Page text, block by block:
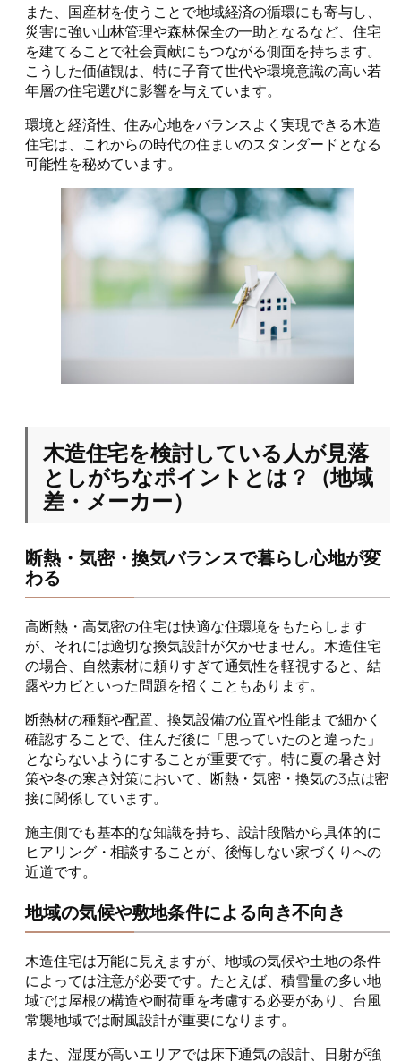
また、国産材を使うことで地域経済の循環にも寄与し、
災害に強い山林管理や森林保全の一助となるなど、住宅
を建てることで社会貢献にもつながる側面を持ちます。
こうした価値観は、特に子育て世代や環境意識の高い若
年層の住宅選びに影響を与えています。
環境と経済性、住み心地をバランスよく実現できる木造
住宅は、これからの時代の住まいのスタンダードとなる
可能性を秘めています。
木造住宅を検討している人が見落
としがちなポイントとは？（地域
差・メーカー）
断熱・気密・換気バランスで暮らし心地が変
わる
高断熱・高気密の住宅は快適な住環境をもたらします
が、それには適切な換気設計が欠かせません。木造住宅
の場合、自然素材に頼りすぎて通気性を軽視すると、結
露やカビといった問題を招くこともあります。
断熱材の種類や配置、換気設備の位置や性能まで細かく
確認することで、住んだ後に「思っていたのと違った」
とならないようにすることが重要です。特に夏の暑さ対
策や冬の寒さ対策において、断熱・気密・換気の3点は密
接に関係しています。
施主側でも基本的な知識を持ち、設計段階から具体的に
ヒアリング・相談することが、後悔しない家づくりへの
近道です。
地域の気候や敷地条件による向き不向き
木造住宅は万能に見えますが、地域の気候や土地の条件
によっては注意が必要です。たとえば、積雪量の多い地
域では屋根の構造や耐荷重を考慮する必要があり、台風
常襲地域では耐風設計が重要になります。
また、湿度が高いエリアでは床下通気の設計、日射が強